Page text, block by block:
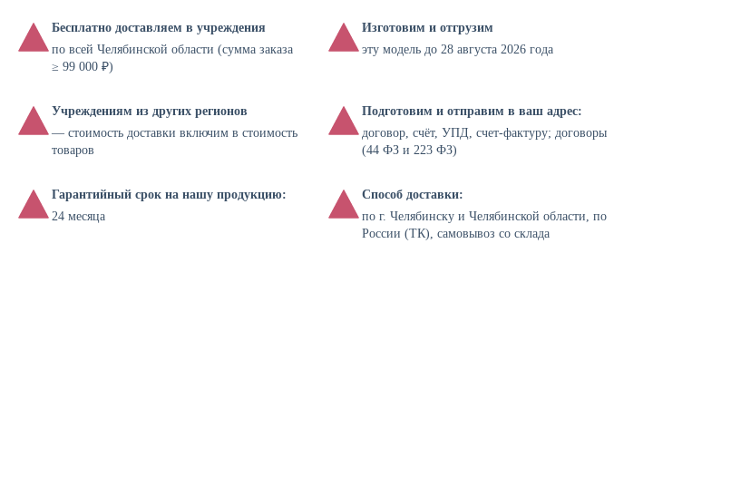
Бесплатно доставляем в учреждения
по всей Челябинской области (сумма заказа
≥ 99 000 ₽)
Изготовим и отгрузим
эту модель до 28 августа 2026 года
Учреждениям из других регионов
— стоимость доставки включим в стоимость
товаров
Подготовим и отправим в ваш адрес:
договор, счёт, УПД, счет-фактуру; договоры
(44 ФЗ и 223 ФЗ)
Гарантийный срок на нашу продукцию:
24 месяца
Способ доставки:
по г. Челябинску и Челябинской области, по
России (ТК), самовывоз со склада